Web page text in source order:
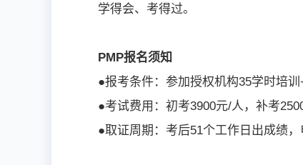
学得会、考得过。
PMP报名须知
●报考条件：参加授权机构35学时培
●考试费用：初考3900元/人，补考
●取证周期：考后51个工作日出成绩